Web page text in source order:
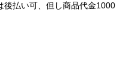
払い可、但し商品代金1000
ます。」